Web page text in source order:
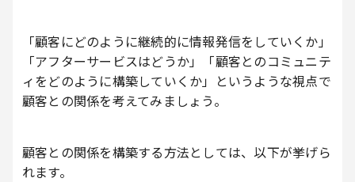
「顧客にどのように継続的に情報発信をしていくか」
「アフターサービスはどうか」「顧客とのコミュニテ
ィをどのように構築していくか」というような視点で
顧客との関係を考えてみましょう。
顧客との関係を構築する方法としては、以下が挙げら
れます。